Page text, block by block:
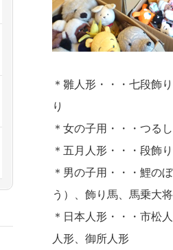
＊雛人形・・・七段飾
り
＊女の子用・・・つる
＊五月人形・・・段飾
＊男の子用・・・鯉の
う）、飾り馬、馬乗大
＊日本人形・・・市松
人形、御所人形